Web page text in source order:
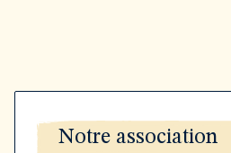
Notre association